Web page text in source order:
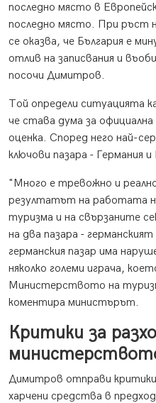
последно място в
последно място. При ръст
се оказва, че България е
отлив на записвания и
посочи Димитров.
Той определи ситуацията
че става дума за
оценка. Според него най-
ключови пазара - Германия и
"Много е тревожно и
резултатът на работата
туризма и на свързаните
на два пазара -
германския пазар има
няколко големи играча,
Министерството на
коментира министърът.
Критики за
Димитров отправи критики
харчени средства в